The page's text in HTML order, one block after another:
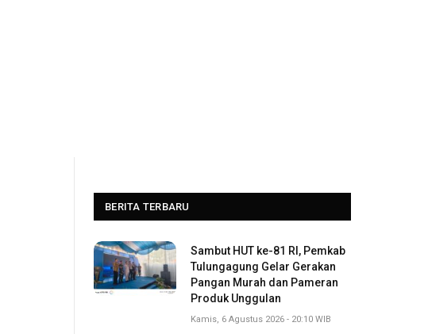
BERITA TERBARU
Sambut HUT ke-81 RI, Pemkab
Tulungagung Gelar Gerakan
Pangan Murah dan Pameran
Produk Unggulan
Kamis, 6 Agustus 2026 - 20:10 WIB